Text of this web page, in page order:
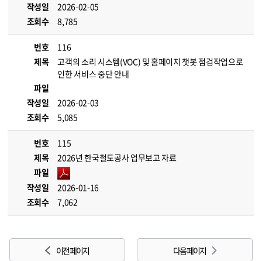
작성일
2026-02-05
조회수
8,785
번호
116
제목
고객의 소리 시스템(VOC) 및 홈페이지 챗봇 점검작업으로
인한 서비스 중단 안내
파일
작성일
2026-02-03
조회수
5,085
번호
115
제목
2026년 한국철도공사 업무보고 자료
파일
작성일
2026-01-16
조회수
7,062
이전 페이지 다음 페이지